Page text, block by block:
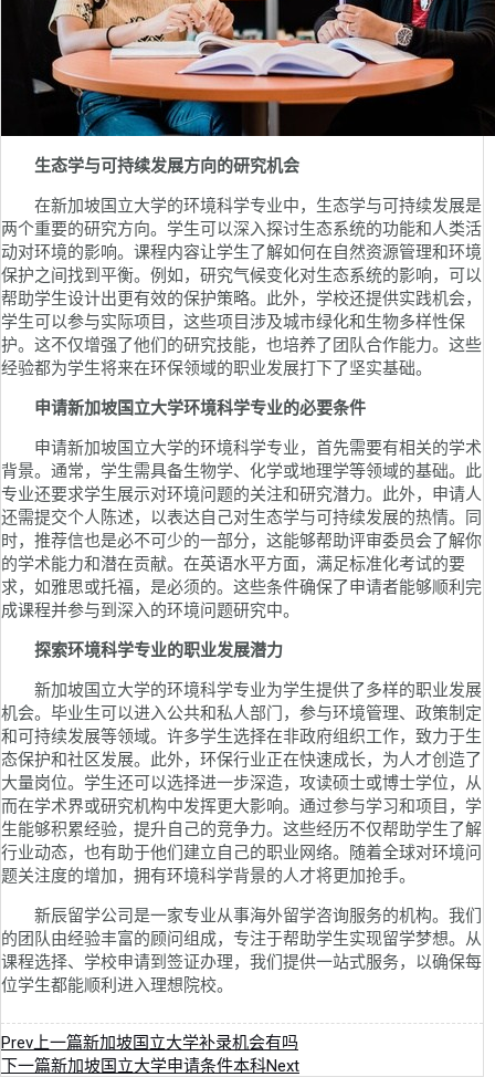
生态学与可持续发展方向的研究机会
在新加坡国立大学的环境科学专业中，生态学与可持续发展是
两个重要的研究方向。学生可以深入探讨生态系统的功能和人类活
动对环境的影响。课程内容让学生了解如何在自然资源管理和环境
保护之间找到平衡。例如，研究气候变化对生态系统的影响，可以
帮助学生设计出更有效的保护策略。此外，学校还提供实践机会，
学生可以参与实际项目，这些项目涉及城市绿化和生物多样性保
护。这不仅增强了他们的研究技能，也培养了团队合作能力。这些
经验都为学生将来在环保领域的职业发展打下了坚实基础。
申请新加坡国立大学环境科学专业的必要条件
申请新加坡国立大学的环境科学专业，首先需要有相关的学术
背景。通常，学生需具备生物学、化学或地理学等领域的基础。此
专业还要求学生展示对环境问题的关注和研究潜力。此外，申请人
还需提交个人陈述，以表达自己对生态学与可持续发展的热情。同
时，推荐信也是必不可少的一部分，这能够帮助评审委员会了解你
的学术能力和潜在贡献。在英语水平方面，满足标准化考试的要
求，如雅思或托福，是必须的。这些条件确保了申请者能够顺利完
成课程并参与到深入的环境问题研究中。
探索环境科学专业的职业发展潜力
新加坡国立大学的环境科学专业为学生提供了多样的职业发展
机会。毕业生可以进入公共和私人部门，参与环境管理、政策制定
和可持续发展等领域。许多学生选择在非政府组织工作，致力于生
态保护和社区发展。此外，环保行业正在快速成长，为人才创造了
大量岗位。学生还可以选择进一步深造，攻读硕士或博士学位，从
而在学术界或研究机构中发挥更大影响。通过参与学习和项目，学
生能够积累经验，提升自己的竞争力。这些经历不仅帮助学生了解
行业动态，也有助于他们建立自己的职业网络。随着全球对环境问
题关注度的增加，拥有环境科学背景的人才将更加抢手。
新辰留学公司是一家专业从事海外留学咨询服务的机构。我们
的团队由经验丰富的顾问组成，专注于帮助学生实现留学梦想。从
课程选择、学校申请到签证办理，我们提供一站式服务，以确保每
位学生都能顺利进入理想院校。
Prev上一篇新加坡国立大学补录机会有吗
下一篇新加坡国立大学申请条件本科Next